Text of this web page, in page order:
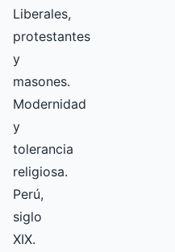
Liberales,
protestantes
y
masones.
Modernidad
y
tolerancia
religiosa.
Perú,
siglo
XIX.